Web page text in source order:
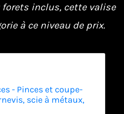
forets inclus, cette valise
à ce niveau de prix.
- Pinces et coupe-
scie à métaux,